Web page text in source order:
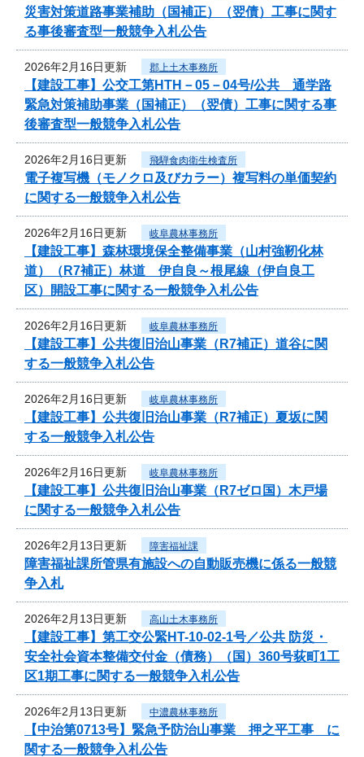
災害対策道路事業補助（国補正）（翌債）工事に関す
る事後審査型一般競争入札公告
2026年2月16日更新 郡上土木事務所
【建設工事】公交工第HTH－05－04号/公共 通学路
緊急対策補助事業（国補正）（翌債）工事に関する事
後審査型一般競争入札公告
2026年2月16日更新 飛騨食肉衛生検査所
電子複写機（モノクロ及びカラー）複写料の単価契約
に関する一般競争入札公告
2026年2月16日更新 岐阜農林事務所
【建設工事】森林環境保全整備事業（山村強靭化林
道）（R7補正）林道 伊自良～根尾線（伊自良工
区）開設工事に関する一般競争入札公告
2026年2月16日更新 岐阜農林事務所
【建設工事】公共復旧治山事業（R7補正）道谷に関
する一般競争入札公告
2026年2月16日更新 岐阜農林事務所
【建設工事】公共復旧治山事業（R7補正）夏坂に関
する一般競争入札公告
2026年2月16日更新 岐阜農林事務所
【建設工事】公共復旧治山事業（R7ゼロ国）木戸場
に関する一般競争入札公告
2026年2月13日更新 障害福祉課
障害福祉課所管県有施設への自動販売機に係る一般競
争入札
2026年2月13日更新 高山土木事務所
【建設工事】第工交公緊HT-10-02-1号／公共 防災・
安全社会資本整備交付金（債務）（国）360号荻町1工
区1期工事に関する一般競争入札公告
2026年2月13日更新 中濃農林事務所
【中治第0713号】緊急予防治山事業 押之平工事 に
関する一般競争入札公告